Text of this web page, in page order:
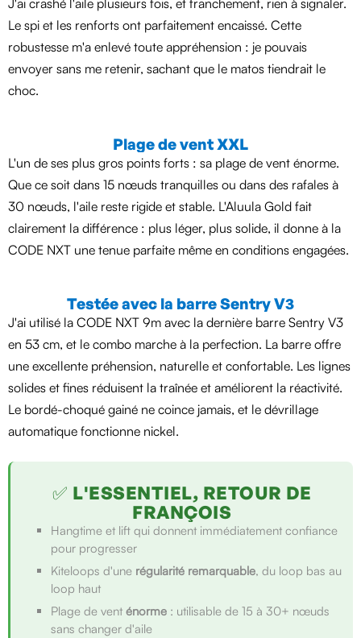
J'ai crashé l'aile plusieurs fois, et franchement, rien à signaler.
Le spi et les renforts ont parfaitement encaissé. Cette
robustesse m'a enlevé toute appréhension : je pouvais
envoyer sans me retenir, sachant que le matos tiendrait le
choc.
Plage de vent XXL
L'un de ses plus gros points forts : sa plage de vent énorme.
Que ce soit dans 15 nœuds tranquilles ou dans des rafales à
30 nœuds, l'aile reste rigide et stable. L'Aluula Gold fait
clairement la différence : plus léger, plus solide, il donne à la
CODE NXT une tenue parfaite même en conditions engagées.
Testée avec la barre Sentry V3
J'ai utilisé la CODE NXT 9m avec la dernière barre Sentry V3
en 53 cm, et le combo marche à la perfection. La barre offre
une excellente préhension, naturelle et confortable. Les lignes
solides et fines réduisent la traînée et améliorent la réactivité.
Le bordé-choqué gainé ne coince jamais, et le dévrillage
automatique fonctionne nickel.
✅ L'ESSENTIEL, RETOUR DE
FRANÇOIS
Hangtime et lift qui donnent immédiatement confiance
pour progresser
Kiteloops d'une régularité remarquable, du loop bas au
loop haut
Plage de vent énorme : utilisable de 15 à 30+ nœuds
sans changer d'aile